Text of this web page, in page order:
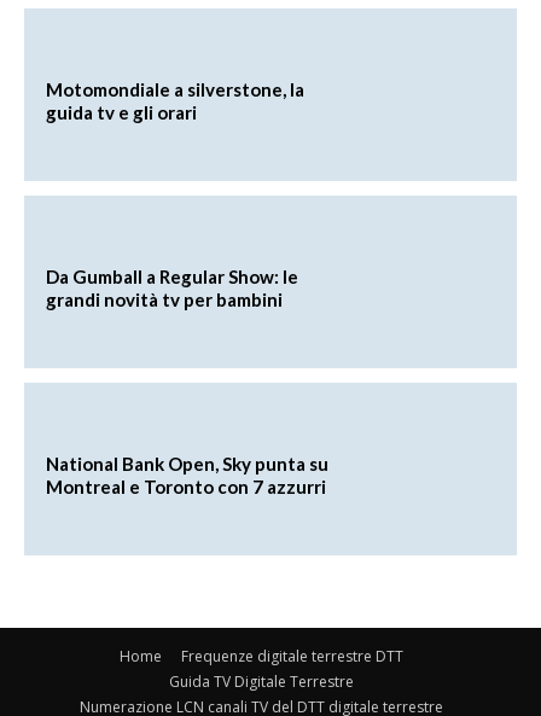
Motomondiale a silverstone, la
guida tv e gli orari
Da Gumball a Regular Show: le
grandi novità tv per bambini
National Bank Open, Sky punta su
Montreal e Toronto con 7 azzurri
Home
Frequenze digitale terrestre DTT
Guida TV Digitale Terrestre
Numerazione LCN canali TV del DTT digitale terrestre